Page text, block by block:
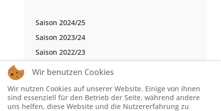
Saison 2024/25
Saison 2023/24
Saison 2022/23
Saison 2021/22
Saison 2019/20
Wir benutzen Cookies
Wir nutzen Cookies auf unserer Website. Einige von ihnen
sind essenziell für den Betrieb der Seite, während andere
uns helfen, diese Website und die Nutzererfahrung zu